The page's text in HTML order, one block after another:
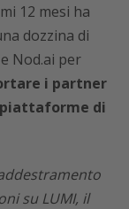
12 mesi ha
dozzina di
Nod.ai per
i partner
di
su LUMI, il